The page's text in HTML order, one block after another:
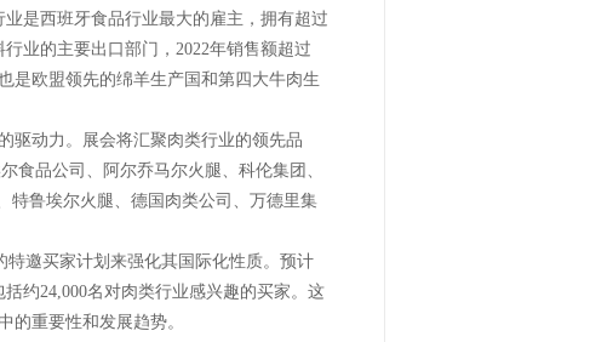
是西班牙食品行业最大的雇主，拥有超过
业的主要出口部门，2022年销售额超过
是欧盟领先的绵羊生产国和第四大牛肉生
驱动力。展会将汇聚肉类行业的领先品
食品公司、阿尔乔马尔火腿、科伦集团、
特鲁埃尔火腿、德国肉类公司、万德里集
特邀买家计划来强化其国际化性质。预计
约24,000名对肉类行业感兴趣的买家。这
的重要性和发展趋势。